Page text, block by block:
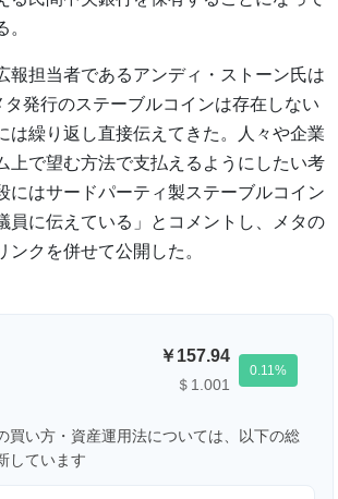
。
報担当者であるアンディ・ストーン氏は
発行のステーブルコインは存在しない
は繰り返し直接伝えてきた。人々や企業
上で望む方法で支払えるようにしたい考
にはサードパーティ製ステーブルコイン
員に伝えている」とコメントし、メタの
ンクを併せて公開した。
157.94
＄1.001
0.11
買い方・資産運用法については、以下の総
しています